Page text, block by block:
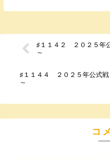
♯１１４２ ２０２５年
～
♯１１４４ ２０２５年公式
～
コ